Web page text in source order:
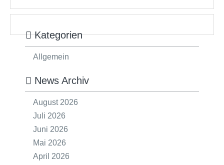
Kategorien
Allgemein
News Archiv
August 2026
Juli 2026
Juni 2026
Mai 2026
April 2026